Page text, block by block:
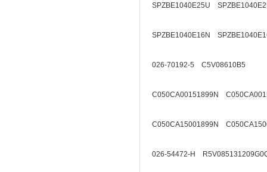
SPZBE1040E25U
SPZBE1040E16N
026-70192-5 C5V08610B5
C050CA00151899N
C050CA15001899N
026-54472-H